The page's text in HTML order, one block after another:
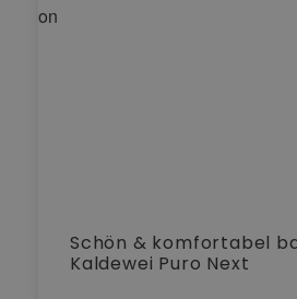
Schön & komfortabel
Kaldewei Puro Next